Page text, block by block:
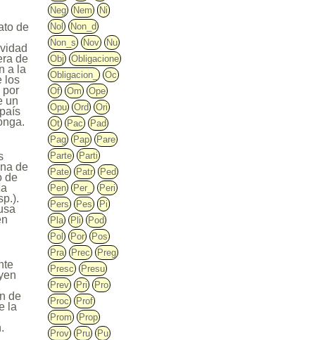
Neg
Nem
Ni
Nol
Non_d
Non_s
Nov
Nu
Obj
Obligacione
Obligacion_
Oc
Of
Om
Ope
Opu
Ord
Ori
Ot
Pac
Pad
Pag
Pap
Pare
Parte
Parti
Pate
Patr
Ped
Pen
Per_
Peri
Pers
Pes
Pi
Pla
Pli
Pod
Pol
Por
Pos
Pra
Prec
Preg
Presc
Presu
Prev
Pri
Pro
Proc
Prof
Prom
Prop
Prov
Pru
Pu
de
de
a la
los
por
un
de
de
de
la